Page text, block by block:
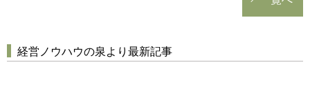
経営ノウハウの泉より最新記事